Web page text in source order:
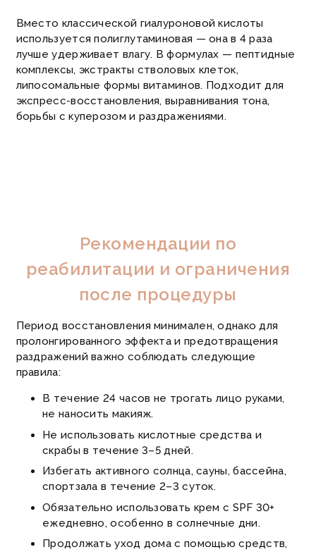
Вместо классической гиалуроновой кислоты
используется полиглутаминовая — она в 4 раза
лучше удерживает влагу. В формулах — пептидные
комплексы, экстракты стволовых клеток,
липосомальные формы витаминов. Подходит для
экспресс-восстановления, выравнивания тона,
борьбы с куперозом и раздражениями.
Рекомендации по
реабилитации и ограничения
после процедуры
Период восстановления минимален, однако для
пролонгированного эффекта и предотвращения
раздражений важно соблюдать следующие
правила:
В течение 24 часов не трогать лицо руками,
не наносить макияж.
Не использовать кислотные средства и
скрабы в течение 3–5 дней.
Избегать активного солнца, сауны, бассейна,
спортзала в течение 2–3 суток.
Обязательно использовать крем с SPF 30+
ежедневно, особенно в солнечные дни.
Продолжать уход дома с помощью средств,